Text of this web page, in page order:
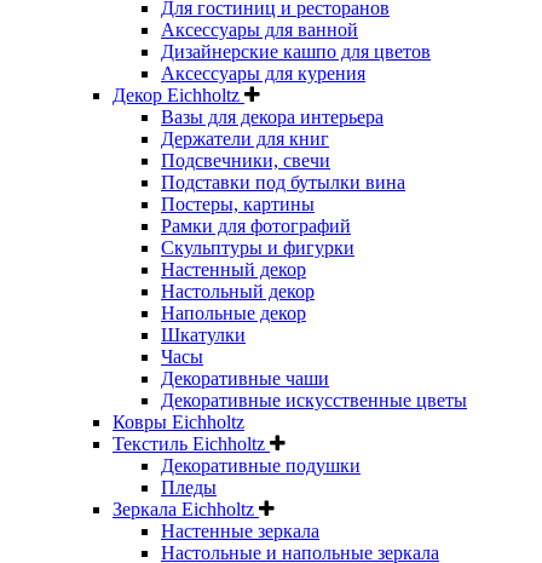
Для гостиниц и ресторанов
Аксессуары для ванной
Дизайнерские кашпо для цветов
Аксессуары для курения
Декор Eichholtz
Вазы для декора интерьера
Держатели для книг
Подсвечники, свечи
Подставки под бутылки вина
Постеры, картины
Рамки для фотографий
Скульптуры и фигурки
Настенный декор
Настольный декор
Напольные декор
Шкатулки
Часы
Декоративные чаши
Декоративные искусственные цветы
Ковры Eichholtz
Текстиль Eichholtz
Декоративные подушки
Пледы
Зеркала Eichholtz
Настенные зеркала
Настольные и напольные зеркала